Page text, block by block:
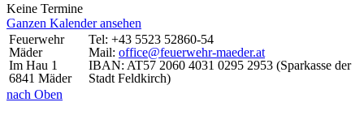
Keine Termine
Ganzen Kalender ansehen
Feuerwehr
Mäder
Im Hau 1
6841 Mäder
Tel: +43 5523 52860-54
Mail: office@feuerwehr-maeder.at
IBAN: AT57 2060 4031 0295 2953 (Sparkasse der
Stadt Feldkirch)
nach Oben